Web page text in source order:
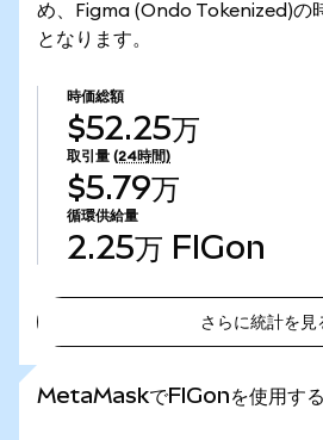
め、Figma (Ondo Tokenized)の
となります。
時価総額
$52.25万
取引量 (24時間)
$5.79万
循環供給量
2.25万 FIGon
さらに統計を見
MetaMaskでFIGonを使用す